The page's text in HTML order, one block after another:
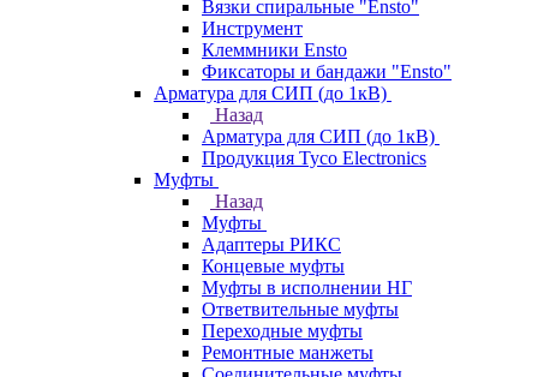
Вязки спиральные "Ensto"
Инструмент
Клеммники Ensto
Фиксаторы и бандажи "Ensto"
Арматура для СИП (до 1кВ)
Назад
Арматура для СИП (до 1кВ)
Продукция Tyco Electronics
Муфты
Назад
Муфты
Адаптеры РИКС
Концевые муфты
Муфты в исполнении НГ
Ответвительные муфты
Переходные муфты
Ремонтные манжеты